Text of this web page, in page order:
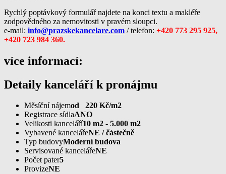
Rychlý poptávkový formulář najdete na konci textu a makléře
zodpovědného za nemovitosti v pravém sloupci.
e-mail: info@prazskekancelare.com / telefon: +420 773 295 925,
+420 723 984 360.
více informací:
Detaily kanceláří k pronájmu
Měsíční nájemod 220 Kč/m2
Registrace sídlaANO
Velikosti kanceláří10 m2 - 5.000 m2
Vybavené kancelářeNE / částečně
Typ budovyModerní budova
Servisované kancelářeNE
Počet pater5
ProvizeNE